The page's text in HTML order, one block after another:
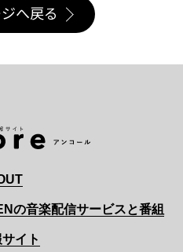
へ戻る
の音楽配信サービスと番組
イト